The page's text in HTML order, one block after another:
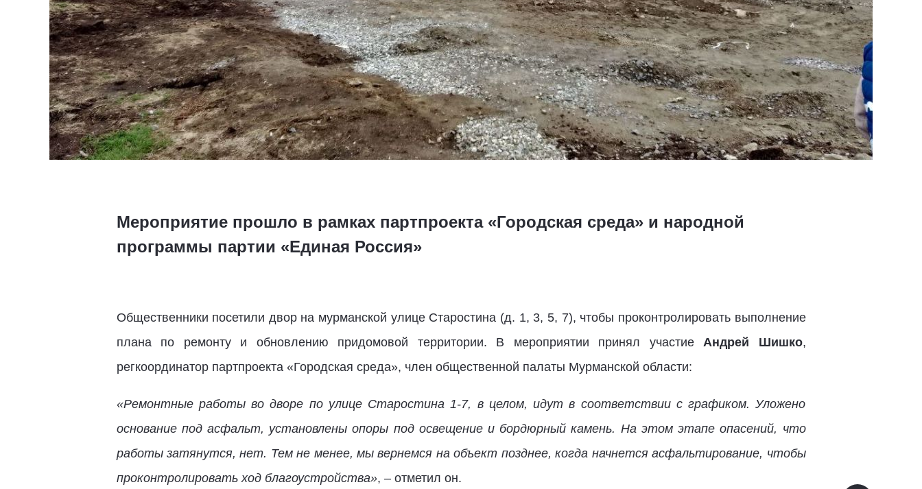
Мероприятие прошло в рамках партпроекта «Городская среда» и народной
программы партии «Единая Россия»
Общественники посетили двор на мурманской улице Старостина (д. 1, 3, 5, 7), чтобы проконтролировать выполнение
плана по ремонту и обновлению придомовой территории. В мероприятии принял участие Андрей Шишко,
регкоординатор партпроекта «Городская среда», член общественной палаты Мурманской области:
«Ремонтные работы во дворе по улице Старостина 1-7, в целом, идут в соответствии с графиком. Уложено
основание под асфальт, установлены опоры под освещение и бордюрный камень. На этом этапе опасений, что
работы затянутся, нет. Тем не менее, мы вернемся на объект позднее, когда начнется асфальтирование, чтобы
проконтролировать ход благоустройства», – отметил он.